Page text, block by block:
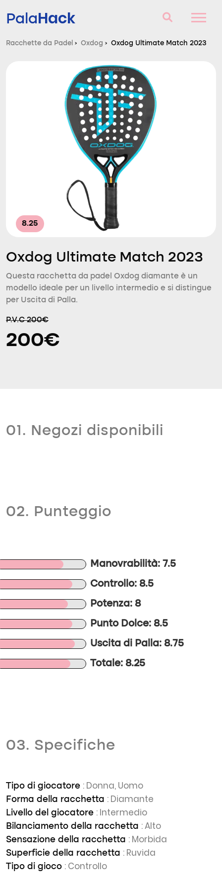
PalaHack
Racchette da Padel
Domande e risposte
Comparatore
Racchette da Padel › Oxdog › Oxdog Ultimate Match 2023
8.25
Oxdog Ultimate Match 2023
Questa racchetta da padel Oxdog diamante è un
modello ideale per un livello intermedio e si distingue
per Uscita di Palla.
P.V.C 200€
200€
01. Negozi disponibili
02. Punteggio
Manovrabilità: 7.5
Controllo: 8.5
Potenza: 8
Punto Dolce: 8.5
Uscita di Palla: 8.75
Totale: 8.25
03. Specifiche
Tipo di giocatore : Donna, Uomo
Forma della racchetta : Diamante
Livello del giocatore : Intermedio
Bilanciamento della racchetta : Alto
Sensazione della racchetta : Morbida
Superficie della racchetta : Ruvida
Tipo di gioco : Controllo